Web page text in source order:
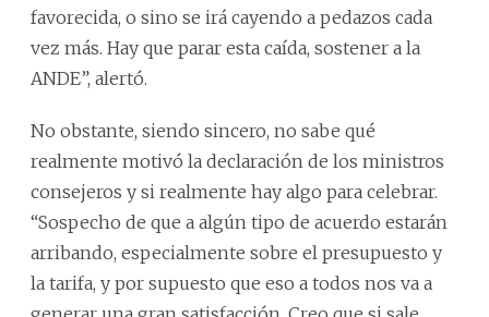
favorecida, o sino se irá cayendo a pedazos cada
vez más. Hay que parar esta caída, sostener a la
ANDE”, alertó.
No obstante, siendo sincero, no sabe qué
realmente motivó la declaración de los ministros
consejeros y si realmente hay algo para celebrar.
“Sospecho de que a algún tipo de acuerdo estarán
arribando, especialmente sobre el presupuesto y
la tarifa, y por supuesto que eso a todos nos va a